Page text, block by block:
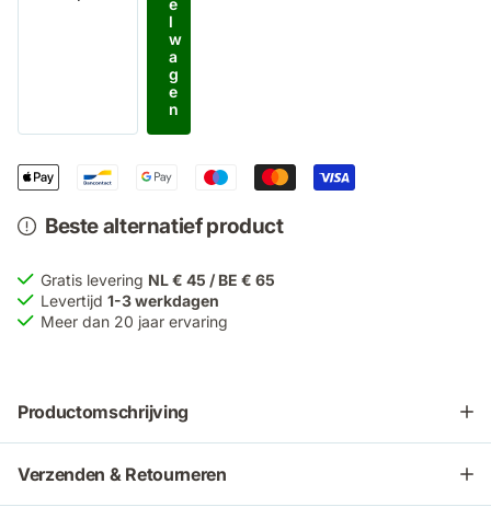
l
w
a
g
e
n
Beste alternatief product
Gratis levering NL € 45 / BE € 65
Levertijd 1-3 werkdagen
Meer dan 20 jaar ervaring
Productomschrijving
Verzenden & Retourneren